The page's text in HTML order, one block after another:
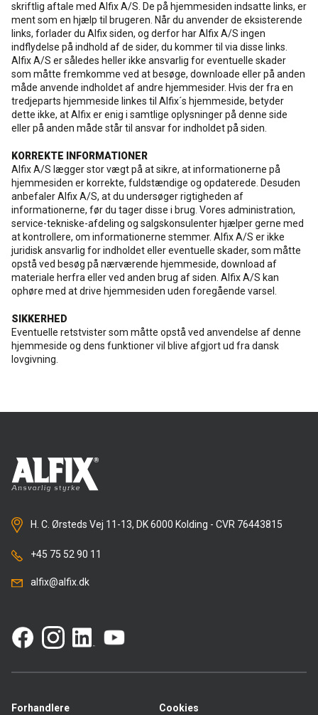
skriftlig aftale med Alfix A/S. De på hjemmesiden indsatte links, er
ment som en hjælp til brugeren. Når du anvender de eksisterende
links, forlader du Alfix siden, og derfor har Alfix A/S ingen
indflydelse på indhold af de sider, du kommer til via disse links.
Alfix A/S er således heller ikke ansvarlig for eventuelle skader
som måtte fremkomme ved at besøge, downloade eller på anden
måde anvende indholdet af andre hjemmesider. Hvis der fra en
tredjeparts hjemmeside linkes til Alfix´s hjemmeside, betyder
dette ikke, at Alfix er enig i samtlige oplysninger på denne side
eller på anden måde står til ansvar for indholdet på siden.
KORREKTE INFORMATIONER
Alfix A/S lægger stor vægt på at sikre, at informationerne på
hjemmesiden er korrekte, fuldstændige og opdaterede. Desuden
anbefaler Alfix A/S, at du undersøger rigtigheden af
informationerne, før du tager disse i brug. Vores administration,
service-tekniske-afdeling og salgskonsulenter hjælper gerne med
at kontrollere, om informationerne stemmer. Alfix A/S er ikke
juridisk ansvarlig for indholdet eller eventuelle skader, som måtte
opstå ved besøg på nærværende hjemmeside, download af
materiale herfra eller ved anden brug af siden. Alfix A/S kan
ophøre med at drive hjemmesiden uden foregående varsel.
SIKKERHED
Eventuelle retstvister som måtte opstå ved anvendelse af denne
hjemmeside og dens funktioner vil blive afgjort ud fra dansk
lovgivning.
H. C. Ørsteds Vej 11-13, DK 6000 Kolding - CVR 76443815
+45 75 52 90 11
alfix@alfix.dk
Forhandlere
Cookies